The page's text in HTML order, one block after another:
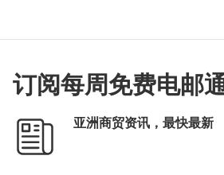
订阅每周免费电邮
亚洲商贸资讯，最快最新